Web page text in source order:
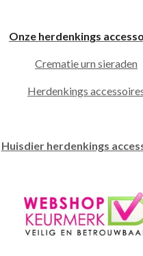
Onze herdenkings
Crematie urn sieraden
Herdenkings
Huisdier herdenkings